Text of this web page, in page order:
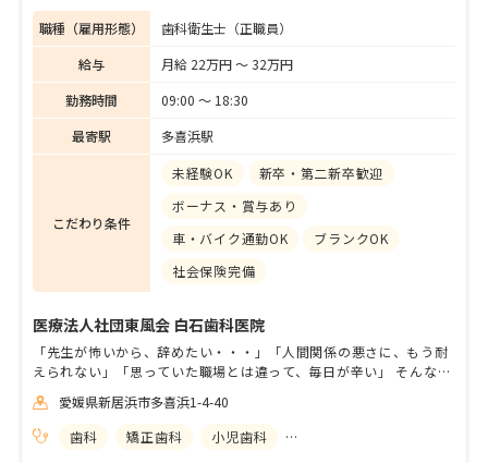
職種（雇用形態）
歯科衛生士（正職員）
給与
月給 22万円 〜 32万円
勤務時間
09:00 〜 18:30
最寄駅
多喜浜駅
こだわり条件
未経験OK
新卒・第二新卒歓迎
ボーナス・賞与あり
車・バイク通勤OK
ブランクOK
社会保険完備
医療法人社団東風会 白石歯科医院
「先生が怖いから、辞めたい・・・」「人間関係の悪さに、もう耐
えられない」「思っていた職場とは違って、毎日が辛い」 そんな悩
っと自分の技術を高めたい!」「患者さんからの”ありがとう”がうれ
しい!」「適度な緊張感のある中で職場で働きたい!」 ポジティブに
スキルアップ、キャリアアップが目指せます。 あなたが自身の業務
愛媛県新居浜市多喜浜1-4-40
歯科
矯正歯科 小児歯科